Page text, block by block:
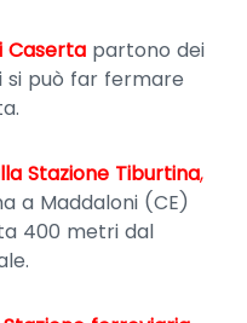
Caserta partono dei
si può far fermare
Stazione Tiburtina,
a Maddaloni (CE)
400 metri dal